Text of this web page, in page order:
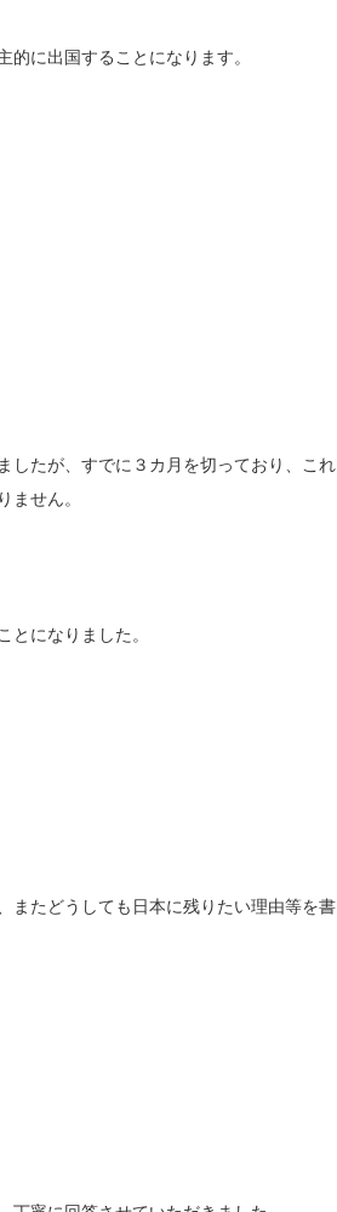
に出国することになります。
したが、すでに３カ月を切っており、これ
ません。
になりました。
またどうしても日本に残りたい理由等を書